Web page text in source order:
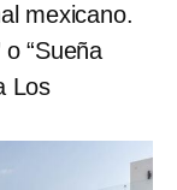
mexicano.
“Sueña
Los